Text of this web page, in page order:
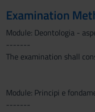
Examination
Module: Deontologia -
-------
The examination shall
Module: Principi e
-------